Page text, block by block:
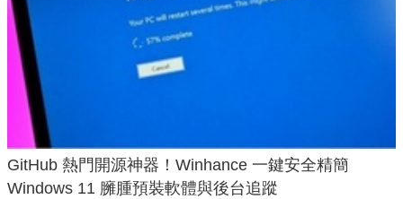
GitHub 熱門開源神器！Winhance 一鍵安全精簡
Windows 11 臃腫預裝軟體與後台追蹤